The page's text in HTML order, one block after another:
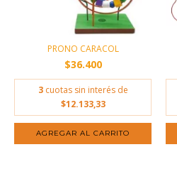
PRONO CARACOL
$36.400
3 cuotas sin interés de
$12.133,33